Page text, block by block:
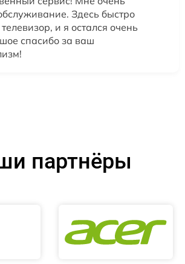
Здесь быстро
и я остался очень
спасибо за ваш
партнёры